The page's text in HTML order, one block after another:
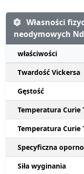
Własności
neodymowych Nd
właściwości
Twardość Vickersa
Gęstość
Temperatura Curie
Temperatura Curie
Specyficzna
Siła wyginania